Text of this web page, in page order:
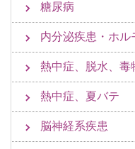
糖尿病
内分泌疾患・ホル
熱中症、脱水、毒
熱中症、夏バテ
脳神経系疾患